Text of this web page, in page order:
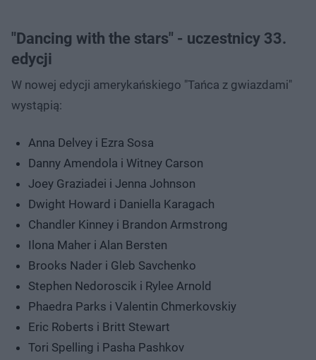
"Dancing with the stars" - uczestnicy 33.
edycji
W nowej edycji amerykańskiego "Tańca z gwiazdami"
wystąpią:
Anna Delvey i Ezra Sosa
Danny Amendola i Witney Carson
Joey Graziadei i Jenna Johnson
Dwight Howard i Daniella Karagach
Chandler Kinney i Brandon Armstrong
Ilona Maher i Alan Bersten
Brooks Nader i Gleb Savchenko
Stephen Nedoroscik i Rylee Arnold
Phaedra Parks i Valentin Chmerkovskiy
Eric Roberts i Britt Stewart
Tori Spelling i Pasha Pashkov